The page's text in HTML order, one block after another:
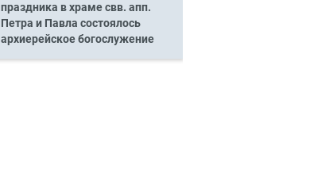
праздника в храме свв. апп.
Петра и Павла состоялось
архиерейское богослужение